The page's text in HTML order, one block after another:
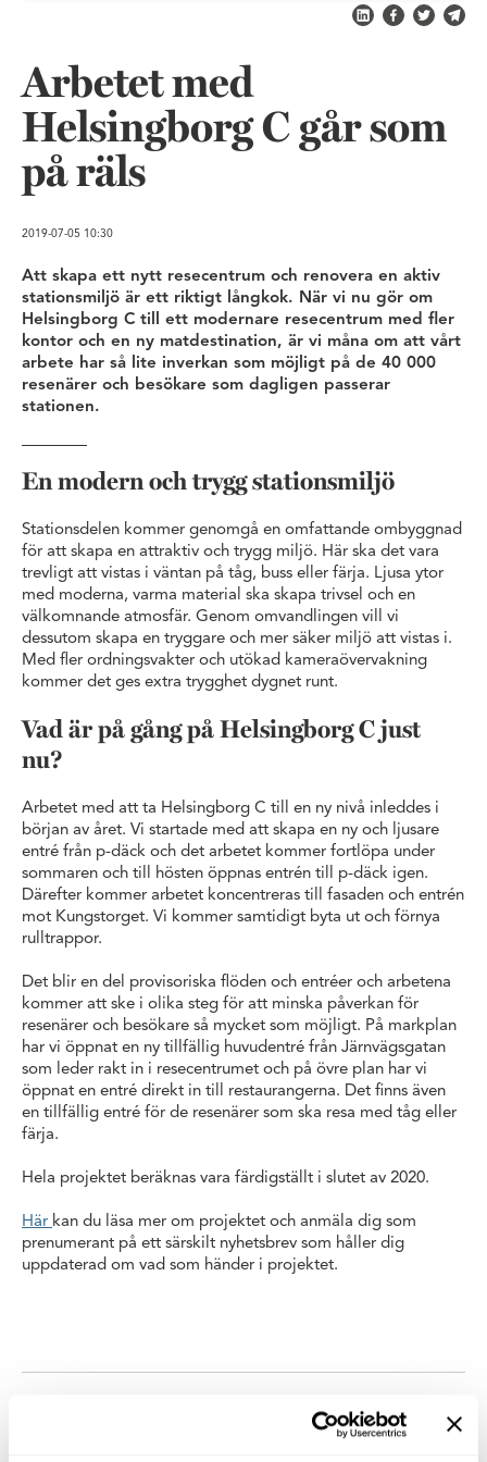
Dela på LinkedIn
Dela påDela på
Arbetet med
Helsingborg C går som
på räls
2019-07-05 10:30
Att skapa ett nytt resecentrum och renovera en aktiv
stationsmiljö är ett riktigt långkok. När vi nu gör om
Helsingborg C till ett modernare resecentrum med fler
kontor och en ny matdestination, är vi måna om att vårt
arbete har så lite inverkan som möjligt på de 40 000
resenärer och besökare som dagligen passerar
stationen.
En modern och trygg stationsmiljö
Stationsdelen kommer genomgå en omfattande ombyggnad
för att skapa en attraktiv och trygg miljö. Här ska det vara
trevligt att vistas i väntan på tåg, buss eller färja. Ljusa ytor
med moderna, varma material ska skapa trivsel och en
välkomnande atmosfär. Genom omvandlingen vill vi
dessutom skapa en tryggare och mer säker miljö att vistas i.
Med fler ordningsvakter och utökad kameraövervakning
kommer det ges extra trygghet dygnet runt.
Vad är på gång på Helsingborg C just
nu?
Arbetet med att ta Helsingborg C till en ny nivå inleddes i
början av året. Vi startade med att skapa en ny och ljusare
entré från p-däck och det arbetet kommer fortlöpa under
sommaren och till hösten öppnas entrén till p-däck igen.
Därefter kommer arbetet koncentreras till fasaden och entrén
mot Kungstorget. Vi kommer samtidigt byta ut och förnya
rulltrappor.
Det blir en del provisoriska flöden och entréer och arbetena
kommer att ske i olika steg för att minska påverkan för
resenärer och besökare så mycket som möjligt. På markplan
har vi öppnat en ny tillfällig huvudentré från Järnvägsgatan
som leder rakt in i resecentrumet och på övre plan har vi
öppnat en entré direkt in till restaurangerna. Det finns även
en tillfällig entré för de resenärer som ska resa med tåg eller
färja.
Hela projektet beräknas vara färdigställt i slutet av 2020.
Här kan du läsa mer om projektet och anmäla dig som
prenumerant på ett särskilt nyhetsbrev som håller dig
uppdaterad om vad som händer i projektet.